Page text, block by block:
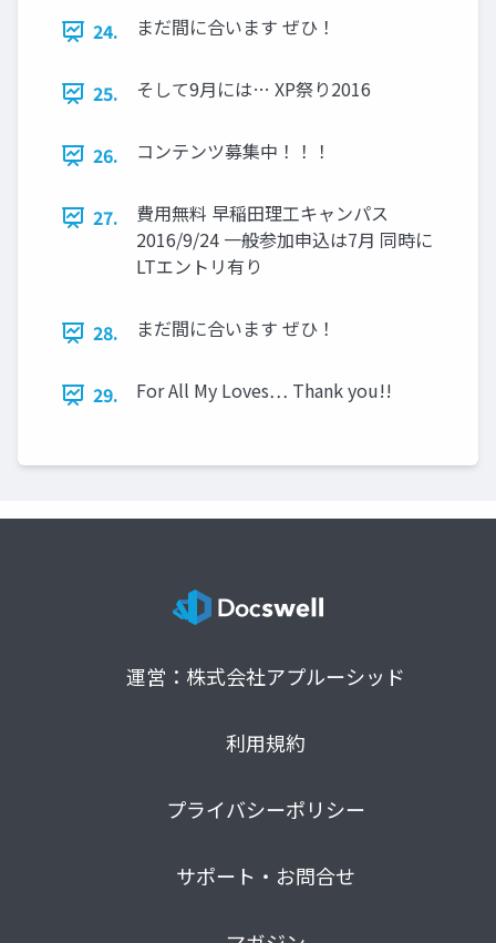
24. まだ間に合います ぜひ！
25. そして9月には… XP祭り2016
26. コンテンツ募集中！！！
27.
費用無料 早稲田理工キャンパス
2016/9/24 一般参加申込は7月 同時に
LTエントリ有り
28. まだ間に合います ぜひ！
29. For All My Loves… Thank you!!
運営：株式会社アプルーシッド
利用規約
プライバシーポリシー
サポート・お問合せ